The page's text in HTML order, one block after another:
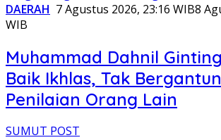
DAERAH 7 Agustus 2026, 23:16 WIB8
WIB
Muhammad Dahnil
Baik Ikhlas, Tak
Penilaian Orang Lain
SUMUT POST